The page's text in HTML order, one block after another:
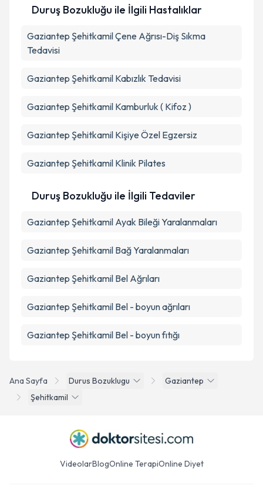
Ana Sayfa Durus Bozuklugu
Gaziantep
Şehitkamil
Duruş Bozukluğu ile İlgili Hastalıklar
Gaziantep Şehitkamil Çene Ağrısı-Diş Sıkma
Tedavisi
Gaziantep Şehitkamil Kabızlık Tedavisi
Gaziantep Şehitkamil Kamburluk ( Kifoz )
Gaziantep Şehitkamil Kişiye Özel Egzersiz
Gaziantep Şehitkamil Klinik Pilates
Duruş Bozukluğu ile İlgili Tedaviler
Gaziantep Şehitkamil Ayak Bileği Yaralanmaları
Gaziantep Şehitkamil Bağ Yaralanmaları
Gaziantep Şehitkamil Bel Ağrıları
Gaziantep Şehitkamil Bel - boyun ağrıları
Gaziantep Şehitkamil Bel - boyun fıtığı
VideolarBlogOnline TerapiOnline Diyet